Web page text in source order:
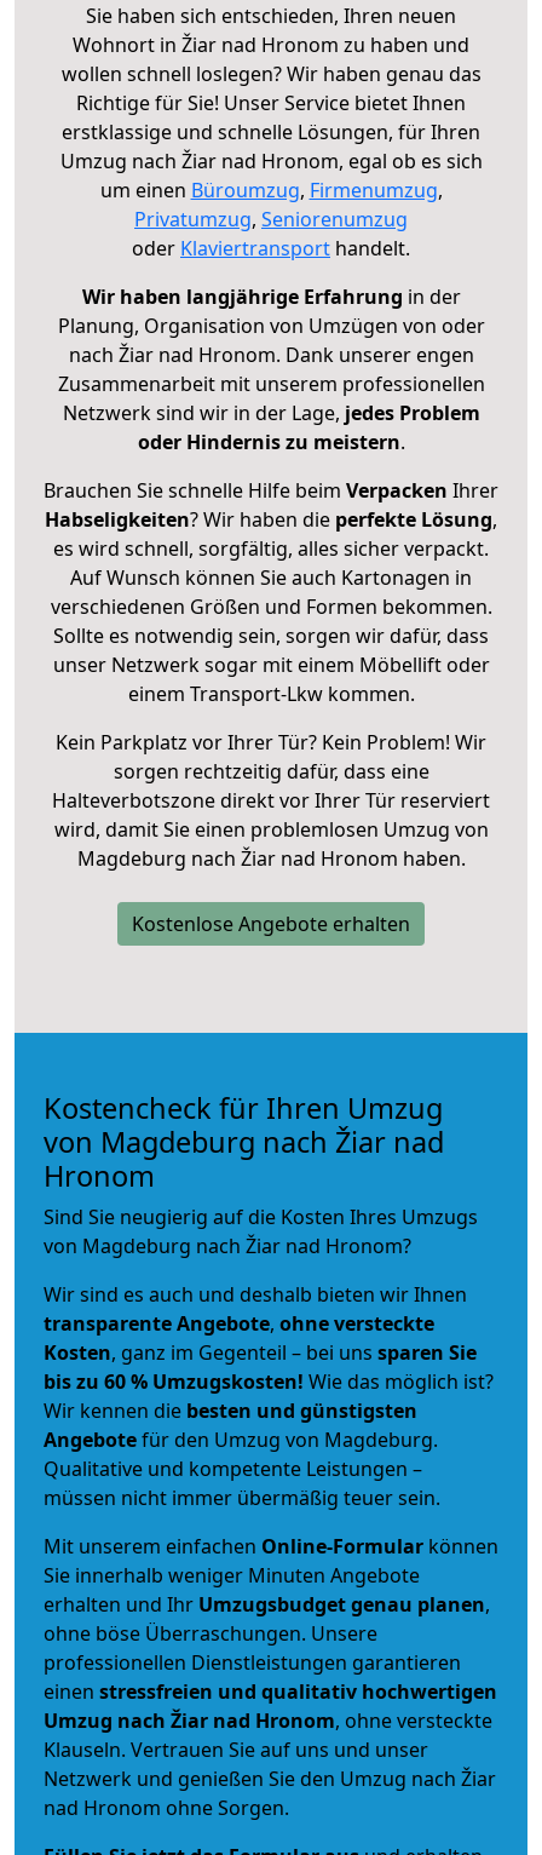
Sie haben sich entschieden, Ihren neuen
Wohnort in Žiar nad Hronom zu haben und
wollen schnell loslegen? Wir haben genau das
Richtige für Sie! Unser Service bietet Ihnen
erstklassige und schnelle Lösungen, für Ihren
Umzug nach Žiar nad Hronom, egal ob es sich
um einen Büroumzug, Firmenumzug,
Privatumzug, Seniorenumzug
oder Klaviertransport handelt.
Wir haben langjährige Erfahrung in der
Planung, Organisation von Umzügen von oder
nach Žiar nad Hronom. Dank unserer engen
Zusammenarbeit mit unserem professionellen
Netzwerk sind wir in der Lage, jedes Problem
oder Hindernis zu meistern.
Brauchen Sie schnelle Hilfe beim Verpacken Ihrer
Habseligkeiten? Wir haben die perfekte Lösung,
es wird schnell, sorgfältig, alles sicher verpackt.
Auf Wunsch können Sie auch Kartonagen in
verschiedenen Größen und Formen bekommen.
Sollte es notwendig sein, sorgen wir dafür, dass
unser Netzwerk sogar mit einem Möbellift oder
einem Transport-Lkw kommen.
Kein Parkplatz vor Ihrer Tür? Kein Problem! Wir
sorgen rechtzeitig dafür, dass eine
Halteverbotszone direkt vor Ihrer Tür reserviert
wird, damit Sie einen problemlosen Umzug von
Magdeburg nach Žiar nad Hronom haben.
Kostenlose Angebote erhalten
Kostencheck für Ihren Umzug
von Magdeburg nach Žiar nad
Hronom
Sind Sie neugierig auf die Kosten Ihres Umzugs
von Magdeburg nach Žiar nad Hronom?
Wir sind es auch und deshalb bieten wir Ihnen
transparente Angebote, ohne versteckte
Kosten, ganz im Gegenteil – bei uns sparen Sie
bis zu 60 % Umzugskosten! Wie das möglich ist?
Wir kennen die besten und günstigsten
Angebotefür den Umzug von Magdeburg.
Qualitative und kompetente Leistungen –
müssen nicht immer übermäßig teuer sein.
Mit unserem einfachen Online-Formular können
Sie innerhalb weniger Minuten Angebote
erhalten und Ihr Umzugsbudgetgenau planen,
ohne böse Überraschungen. Unsere
professionellen Dienstleistungen garantieren
einen stressfreien und qualitativ hochwertigen
Umzug nach Žiar nad Hronom, ohne versteckte
Klauseln. Vertrauen Sie auf uns und unser
Netzwerk und genießen Sie den Umzug nach Žiar
nad Hronom ohne Sorgen.